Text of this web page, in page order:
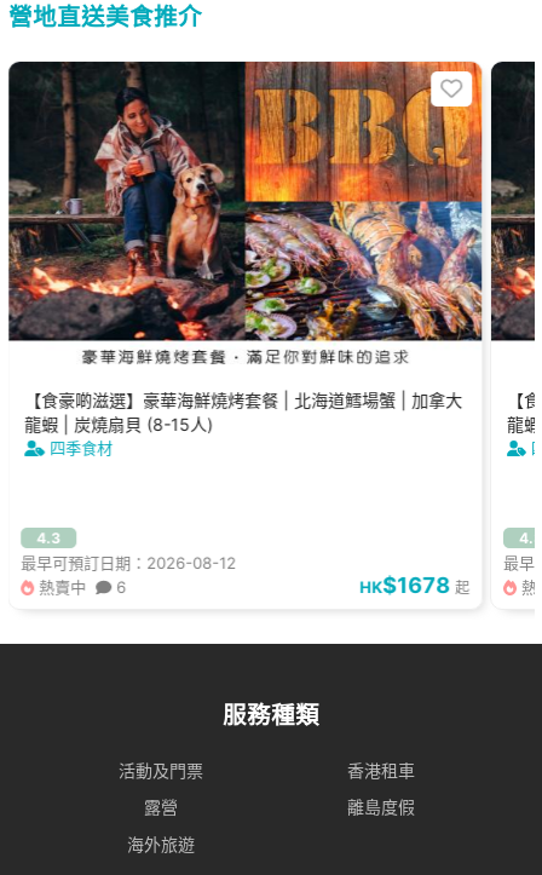
營地直送美食推介
【食豪啲滋選】豪華海鮮燒烤套餐 | 北海道鱈場蟹 | 加拿大
龍蝦 | 炭燒扇貝 (8-15人)
四季食材
4.3
最早可預訂日期：2026-08-12
熱賣中
6 HK$1678 起
【
龍
4.3
最早
服務種類
活動及門票
香港租車
露營
離島度假
海外旅遊